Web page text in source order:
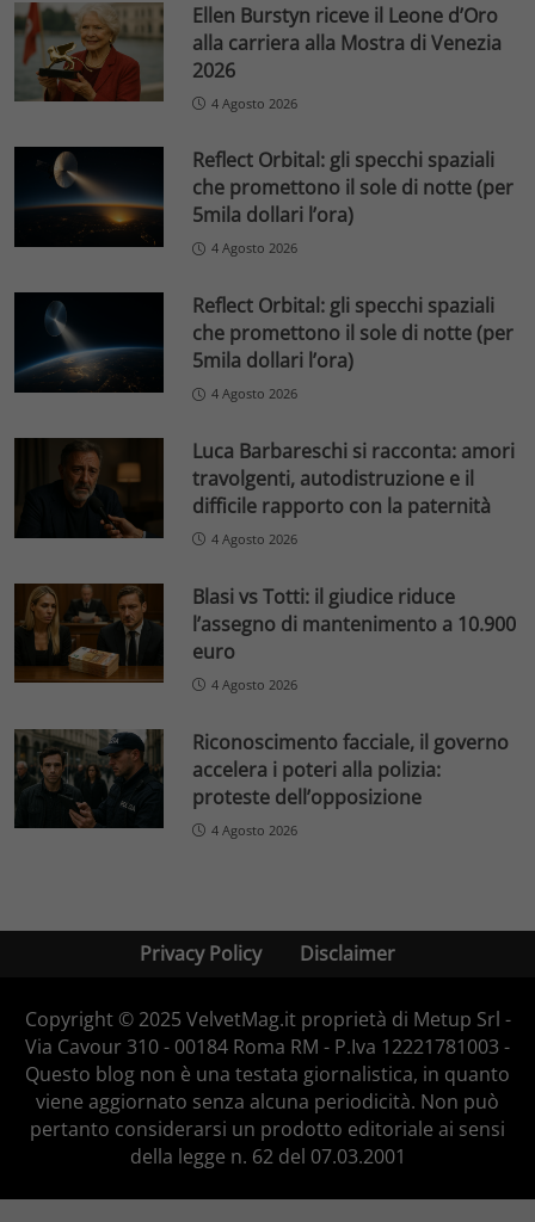
Ellen Burstyn riceve il Leone d’Oro
alla carriera alla Mostra di Venezia
2026
4 Agosto 2026
Reflect Orbital: gli specchi spaziali
che promettono il sole di notte (per
5mila dollari l’ora)
4 Agosto 2026
Reflect Orbital: gli specchi spaziali
che promettono il sole di notte (per
5mila dollari l’ora)
4 Agosto 2026
Luca Barbareschi si racconta: amori
travolgenti, autodistruzione e il
difficile rapporto con la paternità
4 Agosto 2026
Blasi vs Totti: il giudice riduce
l’assegno di mantenimento a 10.900
euro
4 Agosto 2026
Riconoscimento facciale, il governo
accelera i poteri alla polizia:
proteste dell’opposizione
4 Agosto 2026
Privacy Policy Disclaimer
Copyright © 2025 VelvetMag.it proprietà di Metup Srl -
Via Cavour 310 - 00184 Roma RM - P.Iva 12221781003 -
Questo blog non è una testata giornalistica, in quanto
viene aggiornato senza alcuna periodicità. Non può
pertanto considerarsi un prodotto editoriale ai sensi
della legge n. 62 del 07.03.2001